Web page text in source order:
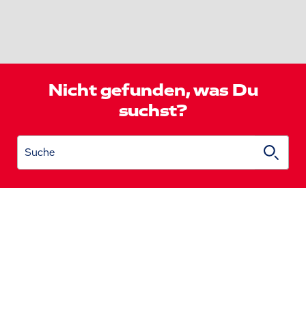
Nicht gefunden, was Du
suchst?
Suche